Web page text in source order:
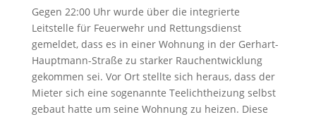
Gegen 22:00 Uhr wurde über die integrierte
Leitstelle für Feuerwehr und Rettungsdienst
gemeldet, dass es in einer Wohnung in der Gerhart-
Hauptmann-Straße zu starker Rauchentwicklung
gekommen sei. Vor Ort stellte sich heraus, dass der
Mieter sich eine sogenannte Teelichtheizung selbst
gebaut hatte um seine Wohnung zu heizen. Diese